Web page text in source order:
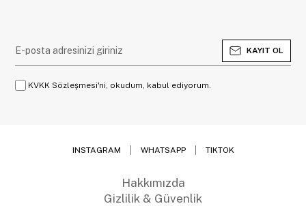
KAYIT OL
KVKK Sözleşmesi'ni, okudum, kabul ediyorum.
INSTAGRAM WHATSAPP TIKTOK
Hakkımızda
Gizlilik & Güvenlik